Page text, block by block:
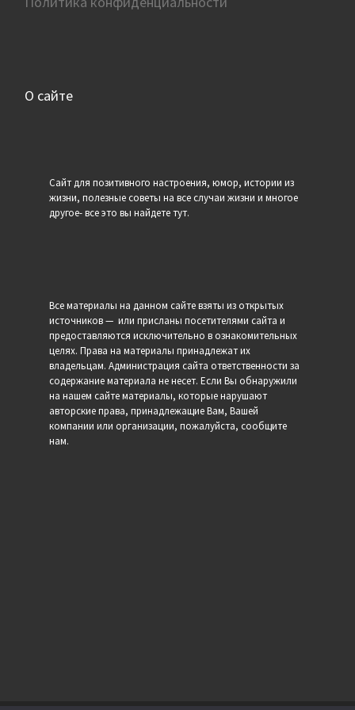
О сайте
Сайт для позитивного настроения, юмор, истории из
жизни, полезные советы на все случаи жизни и многое
другое- все это вы найдете тут.
Все материалы на данном сайте взяты из открытых
источников — или присланы посетителями сайта и
предоставляются исключительно в ознакомительных
целях. Права на материалы принадлежат их
владельцам. Администрация сайта ответственности за
содержание материала не несет. Если Вы обнаружили
на нашем сайте материалы, которые нарушают
авторские права, принадлежащие Вам, Вашей
компании или организации, пожалуйста, сообщите
нам.